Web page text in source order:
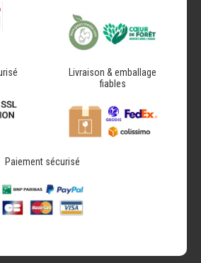
Livraison & emballage
fiables
Paiement sécurisé